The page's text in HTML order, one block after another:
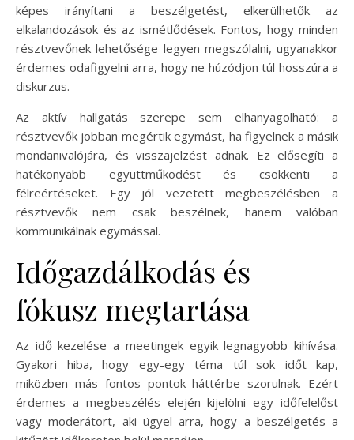
képes irányítani a beszélgetést, elkerülhetők az
elkalandozások és az ismétlődések. Fontos, hogy minden
résztvevőnek lehetősége legyen megszólalni, ugyanakkor
érdemes odafigyelni arra, hogy ne húzódjon túl hosszúra a
diskurzus.
Az aktív hallgatás szerepe sem elhanyagolható: a
résztvevők jobban megértik egymást, ha figyelnek a másik
mondanivalójára, és visszajelzést adnak. Ez elősegíti a
hatékonyabb együttműködést és csökkenti a
félreértéseket. Egy jól vezetett megbeszélésben a
résztvevők nem csak beszélnek, hanem valóban
kommunikálnak egymással.
Időgazdálkodás és
fókusz megtartása
Az idő kezelése a meetingek egyik legnagyobb kihívása.
Gyakori hiba, hogy egy-egy téma túl sok időt kap,
miközben más fontos pontok háttérbe szorulnak. Ezért
érdemes a megbeszélés elején kijelölni egy időfelelőst
vagy moderátort, aki ügyel arra, hogy a beszélgetés a